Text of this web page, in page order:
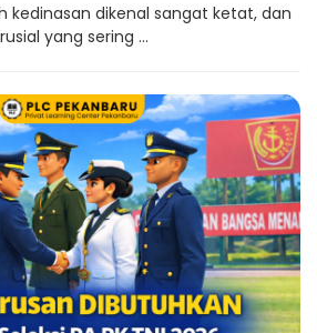
kedinasan dikenal sangat ketat, dan
yang sering ...